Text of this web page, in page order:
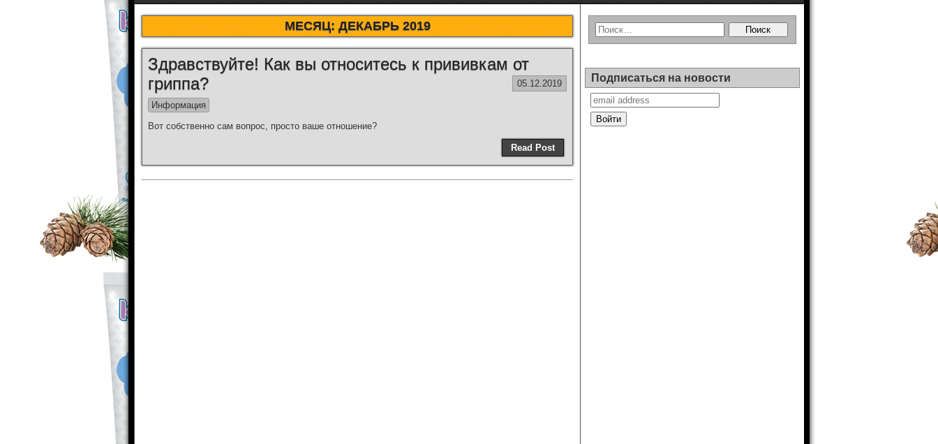
МЕСЯЦ:ДЕКАБРЬ 2019
Здравствуйте! Как вы относитесь к прививкам от
гриппа?
05.12.2019
Информация
Вот собственно сам вопрос, просто ваше отношение?
Read Post
Подписаться на новости